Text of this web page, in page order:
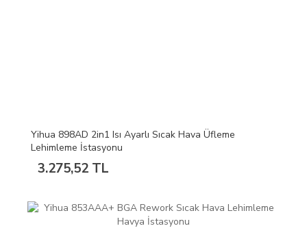
Yihua 898AD 2in1 Isı Ayarlı Sıcak Hava Üfleme
Lehimleme İstasyonu
3.275,52 TL